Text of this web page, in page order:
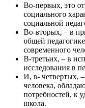
Во-первых, это
социального
социальной
Во-вторых, – в
общей
современного
В-третьих, – в
исследования в
И, в- четвертых,
человека,
потребностей, к
школа.